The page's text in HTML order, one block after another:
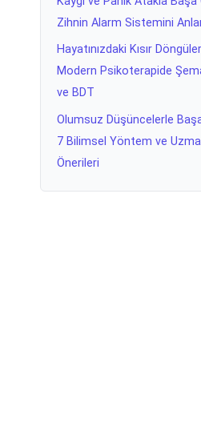
Zihnin Alarm Sistemini
Hayatınızdaki Kısır
Modern Psikoterapide
ve BDT
Olumsuz Düşüncelerle
7 Bilimsel Yöntem ve
Önerileri